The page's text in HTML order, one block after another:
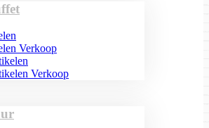
Verkoop
Verkoop